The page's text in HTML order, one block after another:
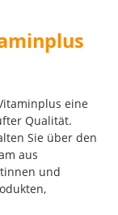
eine
Qualität.
Sie über den
aus
und